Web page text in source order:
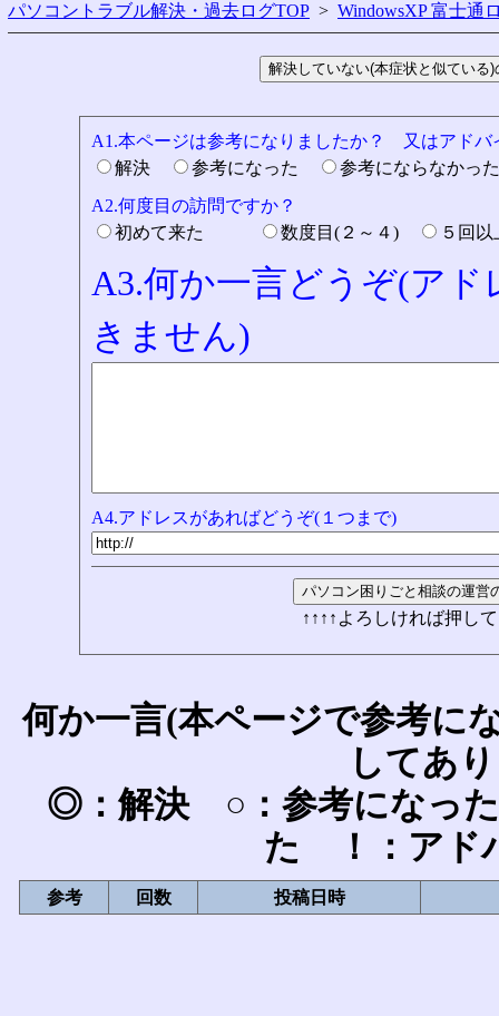
パソコントラブル解決・過去ログTOP > WindowsXP 富士通
A1.本ページは参考になりましたか？ 又はアドバ
解決
参考になった
参考にならなか
A2.何度目の訪問ですか？
初めて来た
数度目(２～４) ５回
A3.何か一言どうぞ(ア
きません)
A4.アドレスがあればどうぞ(１つまで)
↑↑↑↑よろしければ押し
何か一言(本ページで参考に
してあ
◎：解決 ○：参考になっ
た ！：アド
参考 回数 投稿日時